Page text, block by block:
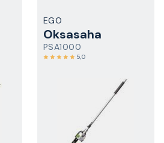
EGO
Oksasaha
PSA1000
5,0